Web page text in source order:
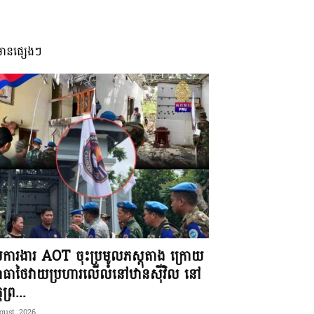
នផ្សេងៗ
ារងារ AOT ចុះប្រមូលភស្តុតាង ក្រោយ
ាថៃវាយប្រហារលើលំនៅឋានស៊ីវិល នៅ
ព្រ...